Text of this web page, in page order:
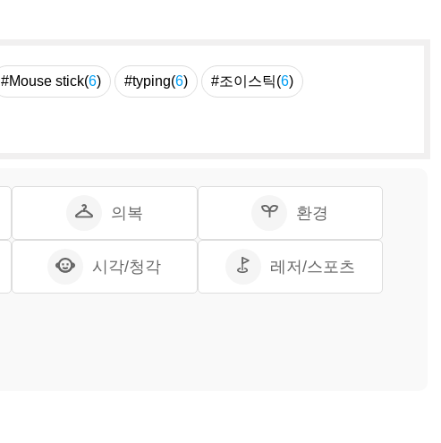
#Mouse stick(6) #typing(6) #조이스틱(6)
의복 환경
시각/청각 레저/스포츠